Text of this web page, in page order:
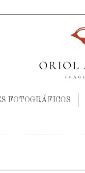
FOTOGRÁFICOS